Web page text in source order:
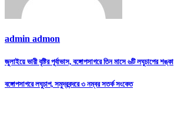
admin admon
Post
navigation
জুলাইয়ে ভারী বৃষ্টির পূর্বাভাস, বঙ্গোপসাগরে তিন মাসে ৬টি লঘুচাপের শঙ্কা
বঙ্গোপসাগরে লঘুচাপ, সমুদ্রবন্দরে ৩ নম্বর সতর্ক সংকেত